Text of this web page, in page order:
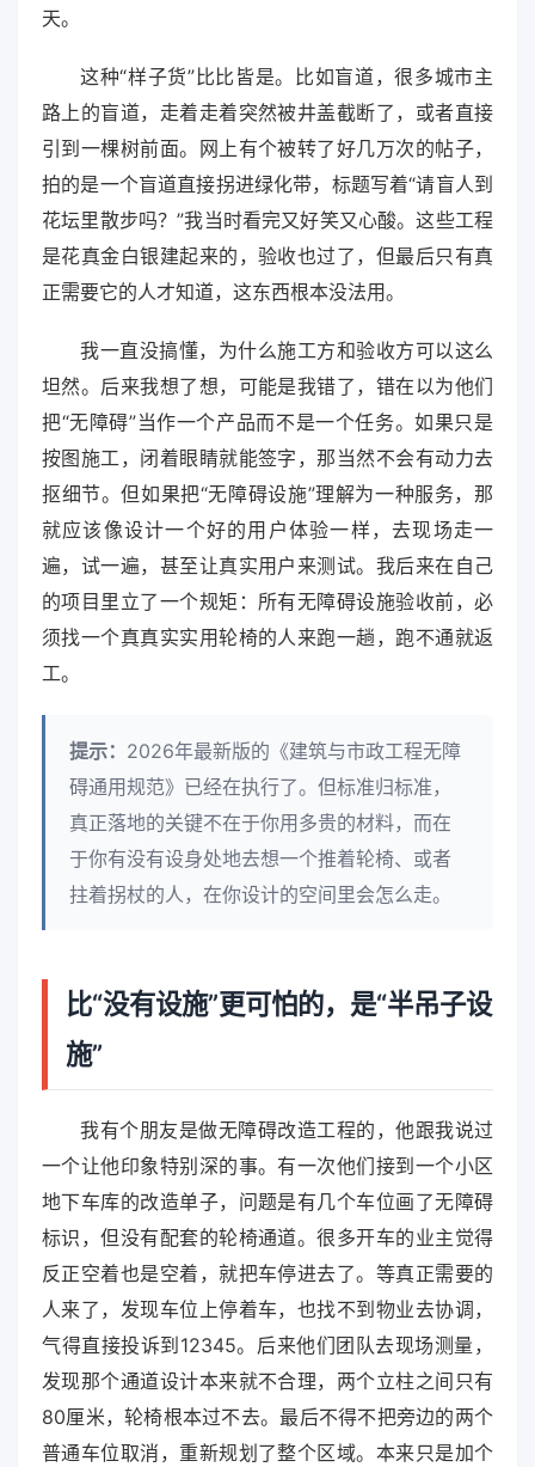
天。
这种“样子货”比比皆是。比如盲道，很多城市主
路上的盲道，走着走着突然被井盖截断了，或者直接
引到一棵树前面。网上有个被转了好几万次的帖子，
拍的是一个盲道直接拐进绿化带，标题写着“请盲人到
花坛里散步吗？”我当时看完又好笑又心酸。这些工程
是花真金白银建起来的，验收也过了，但最后只有真
正需要它的人才知道，这东西根本没法用。
我一直没搞懂，为什么施工方和验收方可以这么
坦然。后来我想了想，可能是我错了，错在以为他们
把“无障碍”当作一个产品而不是一个任务。如果只是
按图施工，闭着眼睛就能签字，那当然不会有动力去
抠细节。但如果把“无障碍设施”理解为一种服务，那
就应该像设计一个好的用户体验一样，去现场走一
遍，试一遍，甚至让真实用户来测试。我后来在自己
的项目里立了一个规矩：所有无障碍设施验收前，必
须找一个真真实实用轮椅的人来跑一趟，跑不通就返
工。
提示： 2026年最新版的《建筑与市政工程无障
碍通用规范》已经在执行了。但标准归标准，
真正落地的关键不在于你用多贵的材料，而在
于你有没有设身处地去想一个推着轮椅、或者
拄着拐杖的人，在你设计的空间里会怎么走。
比“没有设施”更可怕的，是“半吊子设
施”
我有个朋友是做无障碍改造工程的，他跟我说过
一个让他印象特别深的事。有一次他们接到一个小区
地下车库的改造单子，问题是有几个车位画了无障碍
标识，但没有配套的轮椅通道。很多开车的业主觉得
反正空着也是空着，就把车停进去了。等真正需要的
人来了，发现车位上停着车，也找不到物业去协调，
气得直接投诉到12345。后来他们团队去现场测量，
发现那个通道设计本来就不合理，两个立柱之间只有
80厘米，轮椅根本过不去。最后不得不把旁边的两个
普通车位取消，重新规划了整个区域。本来只是加个